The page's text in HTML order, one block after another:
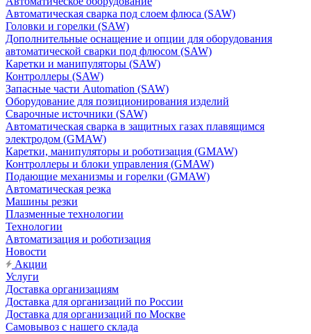
Автоматическая сварка под слоем флюса (SAW)
Головки и горелки (SAW)
Дополнительные оснащение и опции для оборудования
автоматической сварки под флюсом (SAW)
Каретки и манипуляторы (SAW)
Контроллеры (SAW)
Запасные части Automation (SAW)
Оборудование для позиционирования изделий
Сварочные источники (SAW)
Автоматическая сварка в защитных газах плавящимся
электродом (GMAW)
Каретки, манипуляторы и роботизация (GMAW)
Контроллеры и блоки управления (GMAW)
Подающие механизмы и горелки (GMAW)
Автоматическая резка
Машины резки
Плазменные технологии
Технологии
Автоматизация и роботизация
Новости
Акции
Услуги
Доставка организациям
Доставка для организаций по России
Доставка для организаций по Москве
Самовывоз с нашего склада